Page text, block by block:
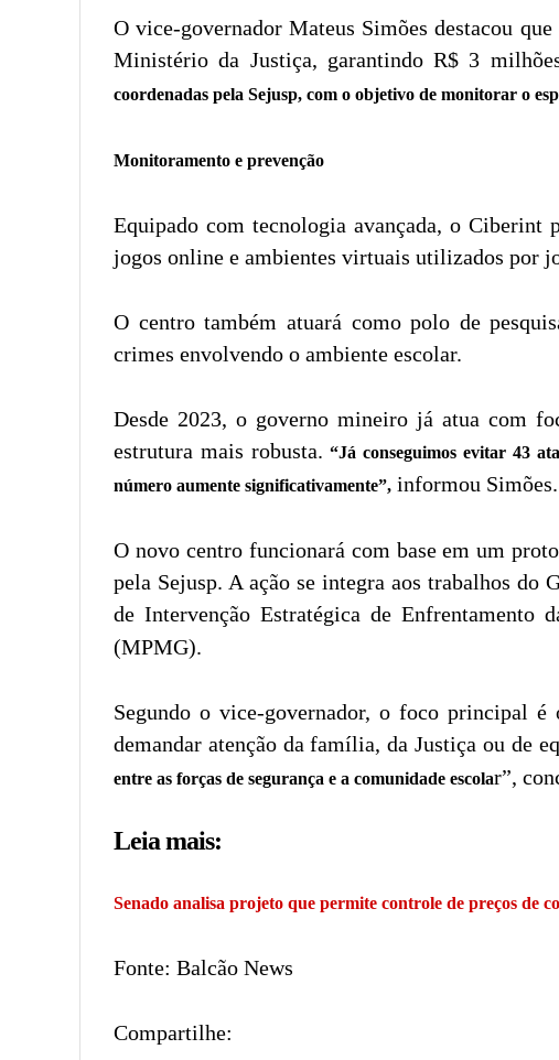
O vice-governador Mateus Simões destacou
Ministério da Justiça, garantindo R$ 3
coordenadas pela Sejusp, com o objetivo de monitorar o
Monitoramento e prevenção
Equipado com tecnologia avançada, o Ciberint
jogos online e ambientes virtuais utilizados por
O centro também atuará como polo de
crimes envolvendo o ambiente escolar.
Desde 2023, o governo mineiro já atua com
estrutura mais robusta.“Já conseguimos evitar 43
número aumente significativamente”, informou Simões.
O novo centro funcionará com base em um
pela Sejusp. A ação se integra aos trabalhos
de Intervenção Estratégica de Enfrentamento
(MPMG).
Segundo o vice-governador, o foco principal
demandar atenção da família, da Justiça ou de
entre as forças de segurança e a comunidade escolar”,
Leia mais:
Senado analisa projeto que permite controle de preços de
Fonte: Balcão News
Compartilhe: